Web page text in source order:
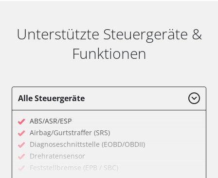
Unterstützte Steuergeräte &
Funktionen
Alle Steuergeräte
ABS/ASR/ESP
Airbag/Gurtstraffer (SRS)
Diagnoseschnittstelle (EOBD/OBDII)
Drehratensensor
Feststellbremse (EPB / SBC)